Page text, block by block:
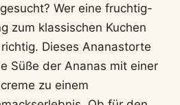
Wer eine fruchtig-
zum klassischen Kuchen
Dieses Ananastorte
Süße der Ananas mit einer
zu einem